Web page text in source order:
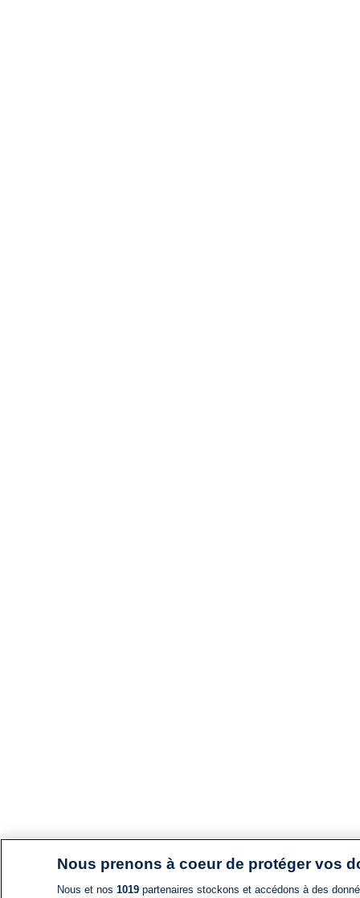
Nous prenons à coeur de protéger vos
Nous et nos 1019partenaires stockons et accédons à des